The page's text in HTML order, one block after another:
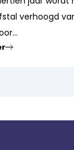
verhoogd